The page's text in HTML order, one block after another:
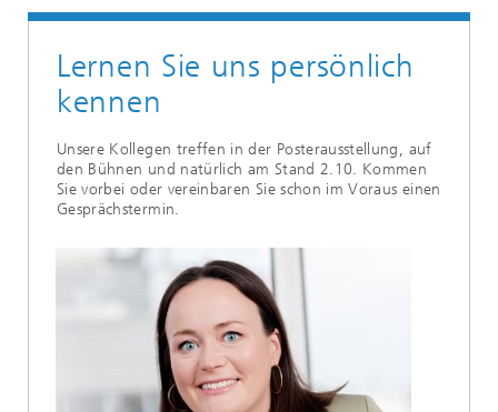
Lernen Sie uns persönlich
kennen
Unsere Kollegen treffen in der Posterausstellung, auf
den Bühnen und natürlich am Stand 2.10. Kommen
Sie vorbei oder vereinbaren Sie schon im Voraus einen
Gesprächstermin.